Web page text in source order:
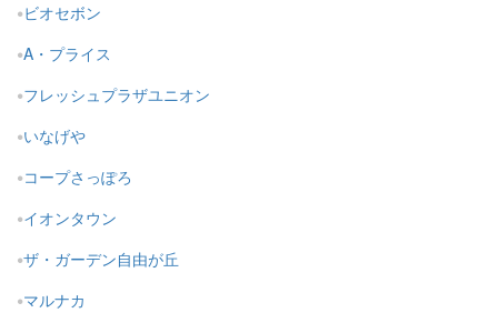
ビオセボン
A・プライス
フレッシュプラザユニオン
いなげや
コープさっぽろ
イオンタウン
ザ・ガーデン自由が丘
マルナカ